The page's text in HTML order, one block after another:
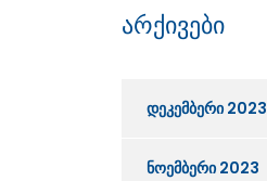
არქივები
დეკემბერი 2023
ნოემბერი 2023